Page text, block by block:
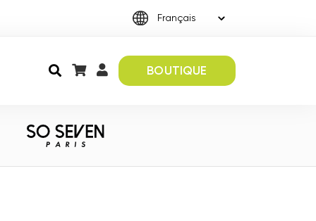
BOUTIQUE